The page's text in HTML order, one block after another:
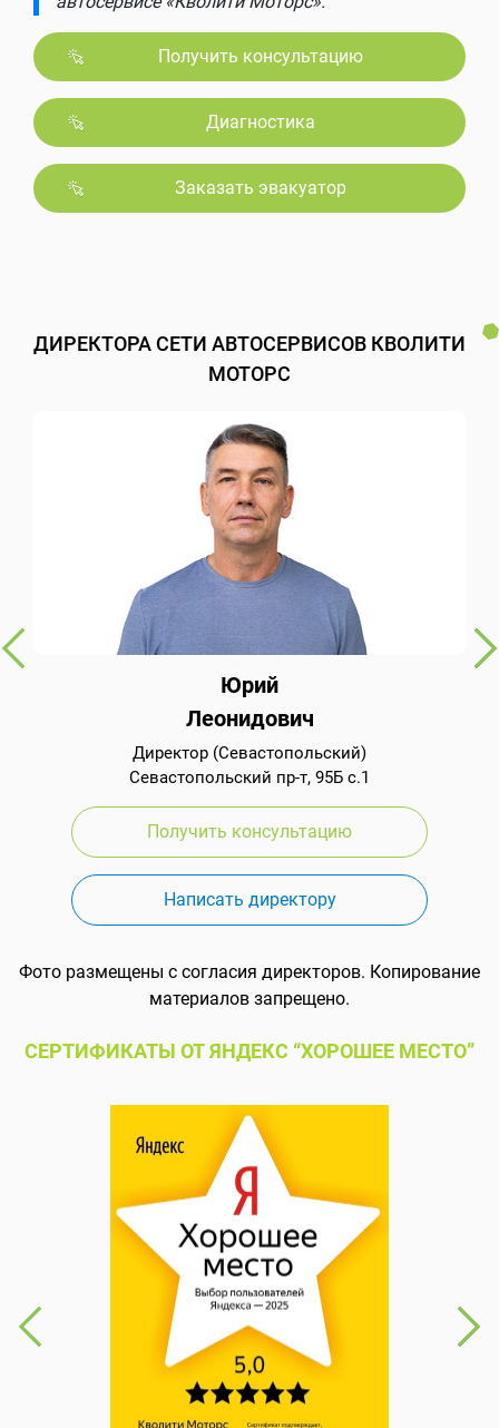
Получить консультацию
Диагностика
Заказать эвакуатор
ДИРЕКТОРА СЕТИ АВТОСЕРВИСОВ КВОЛИТИ
МОТОРС
Юрий
Леонидович
Директор (Севастопольский)
Севастопольский пр-т, 95Б с.1
Получить консультацию
Написать директору
Фото размещены с согласия директоров. Копирование
материалов запрещено.
СЕРТИФИКАТЫ ОТ ЯНДЕКС “ХОРОШЕЕ МЕСТО”